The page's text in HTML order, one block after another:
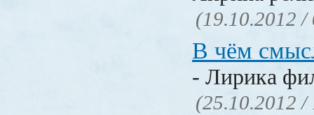
(19.10.2012 /
В чём
- Лирика
(25.10.2012 /